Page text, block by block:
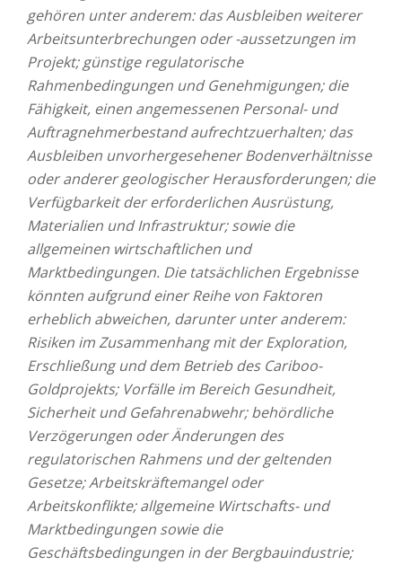
gehören unter anderem: das Ausbleiben weiterer
Arbeitsunterbrechungen oder -aussetzungen im
Projekt; günstige regulatorische
Rahmenbedingungen und Genehmigungen; die
Fähigkeit, einen angemessenen Personal- und
Auftragnehmerbestand aufrechtzuerhalten; das
Ausbleiben unvorhergesehener Bodenverhältnisse
oder anderer geologischer Herausforderungen; die
Verfügbarkeit der erforderlichen Ausrüstung,
Materialien und Infrastruktur; sowie die
allgemeinen wirtschaftlichen und
Marktbedingungen. Die tatsächlichen Ergebnisse
könnten aufgrund einer Reihe von Faktoren
erheblich abweichen, darunter unter anderem:
Risiken im Zusammenhang mit der Exploration,
Erschließung und dem Betrieb des Cariboo-
Goldprojekts; Vorfälle im Bereich Gesundheit,
Sicherheit und Gefahrenabwehr; behördliche
Verzögerungen oder Änderungen des
regulatorischen Rahmens und der geltenden
Gesetze; Arbeitskräftemangel oder
Arbeitskonflikte; allgemeine Wirtschafts- und
Marktbedingungen sowie die
Geschäftsbedingungen in der Bergbauindustrie;